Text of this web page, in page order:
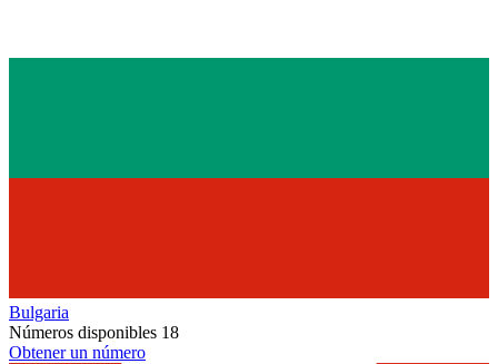
Bulgaria
Números disponibles 18
Obtener un número